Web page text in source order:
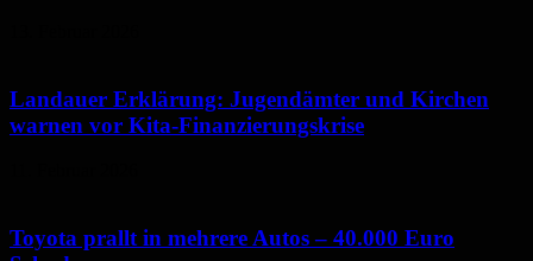
Landauer Erklärung: Jugendämter und Kirchen
warnen vor Kita-Finanzierungskrise
Toyota prallt in mehrere Autos – 40.000 Euro